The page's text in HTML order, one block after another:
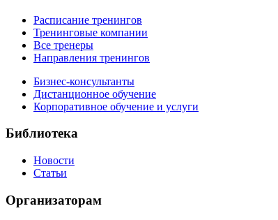
Расписание тренингов
Тренинговые компании
Все тренеры
Направления тренингов
Бизнес-консультанты
Дистанционное обучение
Корпоративное обучение и услуги
Библиотека
Новости
Статьи
Организаторам